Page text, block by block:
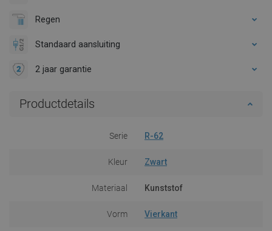
Regen
Standaard aansluiting
2 jaar garantie
Productdetails
Serie R-62
Kleur Zwart
Materiaal Kunststof
Vorm Vierkant